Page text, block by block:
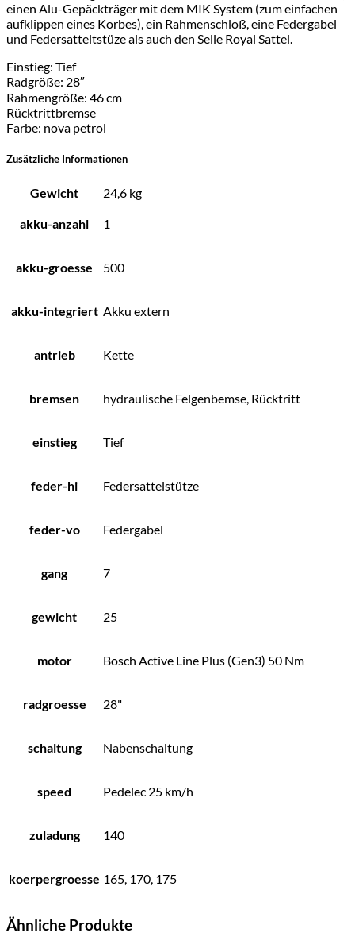
einen Alu-Gepäckträger mit dem MIK System (zum einfachen
aufklippen eines Korbes), ein Rahmenschloß, eine Federgabel
und Federsatteltstüze als auch den Selle Royal Sattel.
Einstieg: Tief
Radgröße: 28″
Rahmengröße: 46 cm
Rücktrittbremse
Farbe: nova petrol
Zusätzliche Informationen
Gewicht 24,6 kg
akku-anzahl 1
akku-groesse 500
akku-integriert Akku extern
antrieb Kette
bremsen hydraulische Felgenbemse, Rücktritt
einstieg Tief
feder-hi Federsattelstütze
feder-vo Federgabel
gang 7
gewicht 25
motor Bosch Active Line Plus (Gen3) 50 Nm
radgroesse 28"
schaltung Nabenschaltung
speed Pedelec 25 km/h
zuladung 140
koerpergroesse 165, 170, 175
Ähnliche Produkte